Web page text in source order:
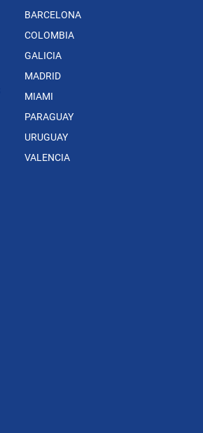
BARCELONA
COLOMBIA
GALICIA
MADRID
MIAMI
PARAGUAY
URUGUAY
VALENCIA